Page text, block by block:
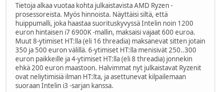
Tietoja alkaa vuotaa kohta julkaistavista AMD Ryzen -
prosessoreista. Myös hinnoista. Näyttäisi siltä, että
huippumalli, joka haastaa suorituskyvyssä Intelin noin 1200
euron hintaisen i7 6900K -mallin, maksaisi vajaat 600 euroa.
Muut 8-ytimiset HT:lla (eli 16 threadia) maksanevat sitten jotain
350 ja 500 euron välillä. 6-ytimiset HT:lla menisivät 250..300
euron paikkeille ja 4-ytimiset HT:lla (eli 8 threadia) jonnekin
ehkä 200 euron maastoon. Halvimmat nyt julkaistavat Ryzenit
ovat neliytimisiä ilman HT:lta, ja asettunevat kilpailemaan
suoraan Intelin i3 -sarjan kanssa.